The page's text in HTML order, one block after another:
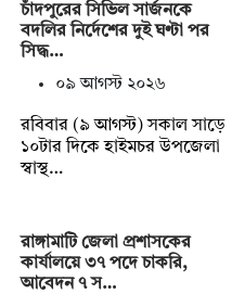
চাঁদপুরের সিভিল সার্জনকে
বদলির নির্দেশের দুই ঘণ্টা পর
সিদ্ধ…
০৯ আগস্ট ২০২৬
রবিবার (৯ আগস্ট) সকাল সাড়ে
১০টার দিকে হাইমচর উপজেলা
স্বাস্থ…
রাঙ্গামাটি জেলা প্রশাসকের
কার্যালয়ে ৩৭ পদে চাকরি,
আবেদন ৭ স…